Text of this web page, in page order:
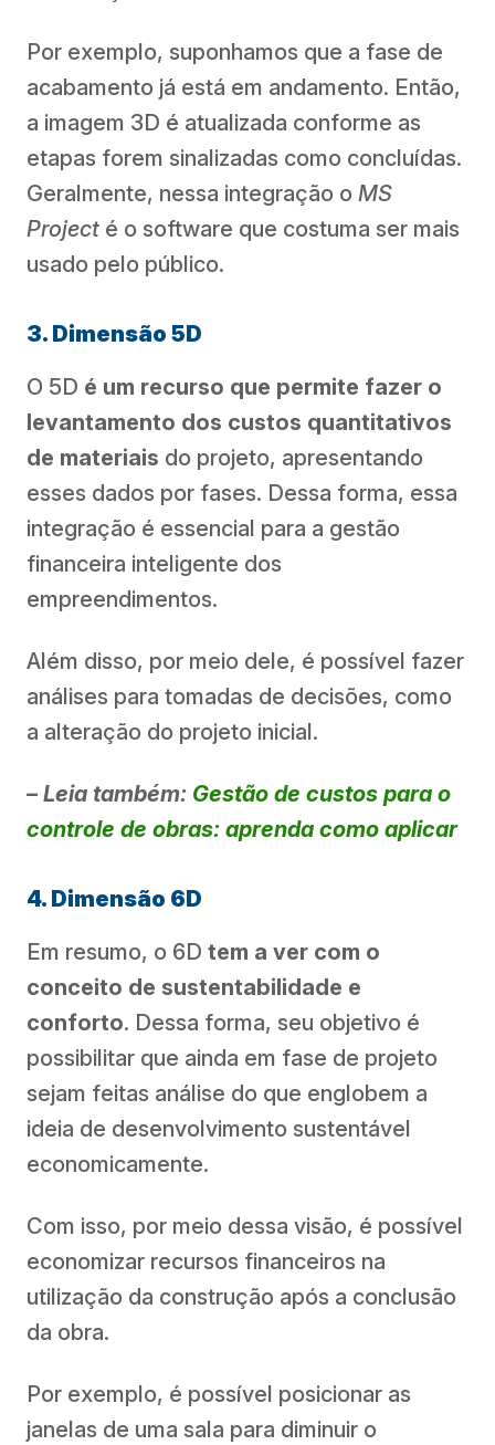
Por exemplo, suponhamos que a fase de
acabamento já está em andamento. Então,
a imagem 3D é atualizada conforme as
etapas forem sinalizadas como concluídas.
Geralmente, nessa integração o MS
Project é o software que costuma ser mais
usado pelo público.
3. Dimensão 5D
O 5D é um recurso que permite fazer o
levantamento dos custos quantitativos
de materiais do projeto, apresentando
esses dados por fases. Dessa forma, essa
integração é essencial para a gestão
financeira inteligente dos
empreendimentos.
Além disso, por meio dele, é possível fazer
análises para tomadas de decisões, como
a alteração do projeto inicial.
– Leia também: Gestão de custos para o
controle de obras: aprenda como aplicar
4. Dimensão 6D
Em resumo, o 6D tem a ver com o
conceito de sustentabilidade e
conforto. Dessa forma, seu objetivo é
possibilitar que ainda em fase de projeto
sejam feitas análise do que englobem a
ideia de desenvolvimento sustentável
economicamente.
Com isso, por meio dessa visão, é possível
economizar recursos financeiros na
utilização da construção após a conclusão
da obra.
Por exemplo, é possível posicionar as
janelas de uma sala para diminuir o